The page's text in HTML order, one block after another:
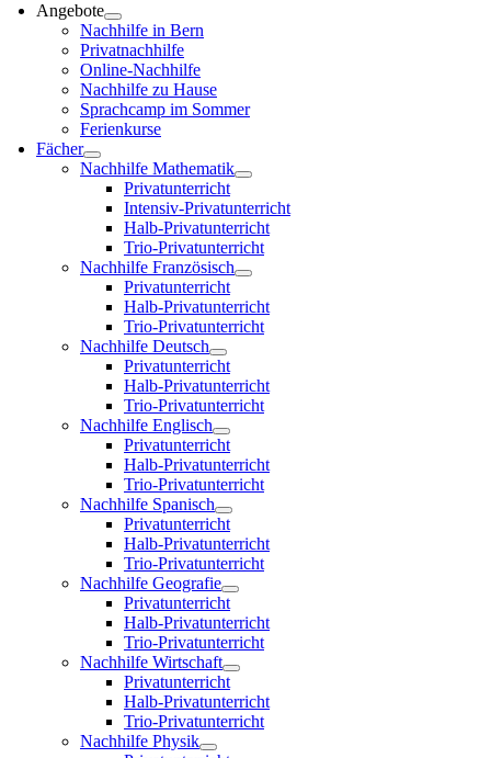
Angebote
Nachhilfe in Bern
Privatnachhilfe
Online-Nachhilfe
Nachhilfe zu Hause
Sprachcamp im Sommer
Ferienkurse
Fächer
Nachhilfe Mathematik
Privatunterricht
Intensiv-Privatunterricht
Halb-Privatunterricht
Trio-Privatunterricht
Nachhilfe Französisch
Privatunterricht
Halb-Privatunterricht
Trio-Privatunterricht
Nachhilfe Deutsch
Privatunterricht
Halb-Privatunterricht
Trio-Privatunterricht
Nachhilfe Englisch
Privatunterricht
Halb-Privatunterricht
Trio-Privatunterricht
Nachhilfe Spanisch
Privatunterricht
Halb-Privatunterricht
Trio-Privatunterricht
Nachhilfe Geografie
Privatunterricht
Halb-Privatunterricht
Trio-Privatunterricht
Nachhilfe Wirtschaft
Privatunterricht
Halb-Privatunterricht
Trio-Privatunterricht
Nachhilfe Physik